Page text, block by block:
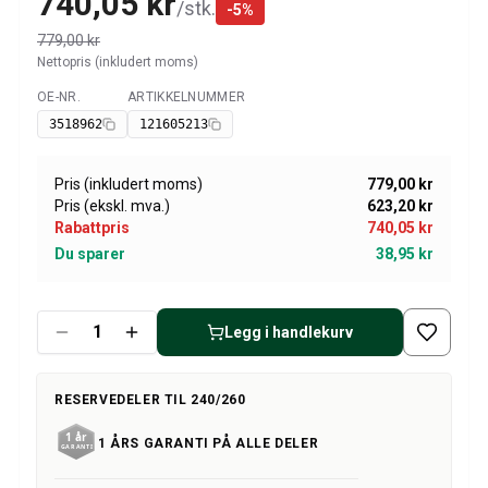
Amazon dekk/felg/navkapsler
Reservedeler til 1800
1800 Bremsesystem
Volvo 1800 Karosseri
1800 Kjølesystem
1800 Motordeler
1800 Forvogn
1800 Kraftoverføring/Bakaksel
1800 Interiør
1800 Dekk/Felg
Volvo 140/164 karosseri
140/164 Bremsesystem
140/164 Kjølesystem
/stk. -5%
779,00 kr
Nettopris (inkludert moms)
Tilgjengelig
OE-NR.
3518962
ARTIKKELNUMMER
121605213
Pris (inkludert moms)
779,00 kr
Pris (ekskl. mva.)
623,20 kr
Rabattpris
740,05 kr
Du sparer
38,95 kr
Legg i handlekurv
RESERVEDELER TIL 240/260
1 ÅRS GARANTI PÅ ALLE DELER